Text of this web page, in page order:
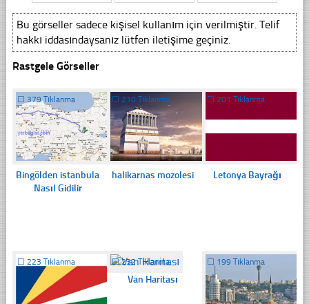
Bu görseller sadece kişisel kullanım için verilmiştir. Telif
hakkı iddasındaysanız lütfen iletişime geçiniz.
Rastgele Görseller
☐ 379 Tıklanma
Bingölden istanbula
Nasıl Gidilir
☐ 210 Tıklanma
halikarnas mozolesi
☐ 201 Tıklanma
Letonya Bayrağı
☐ 223 Tıklanma ☐232 Tıklanma
Van Haritası
☐ 199 Tıklanma